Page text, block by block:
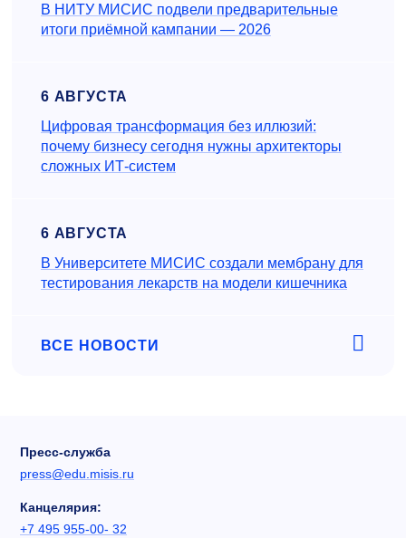
В НИТУ МИСИС подвели предварительные
итоги приёмной кампании — 2026
6 АВГУСТА
Цифровая трансформация без иллюзий:
почему бизнесу сегодня нужны архитекторы
сложных ИТ-систем
6 АВГУСТА
В Университете МИСИС создали мембрану для
тестирования лекарств на модели кишечника
ВСЕ НОВОСТИ
Пресс-служба
press@edu.misis.ru
Канцелярия:
+7 495 955-00- 32